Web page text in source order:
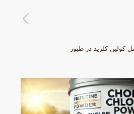
کولین کلرید در طیور